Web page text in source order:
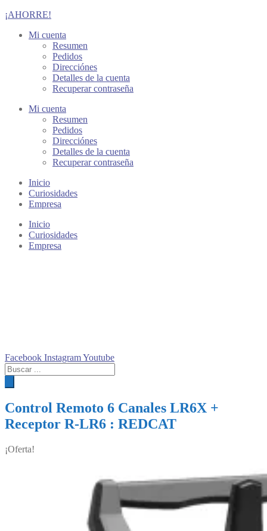
¡AHORRE!
Mi cuenta
Resumen
Pedidos
Direcciónes
Detalles de la cuenta
Recuperar contraseña
Mi cuenta
Resumen
Pedidos
Direcciónes
Detalles de la cuenta
Recuperar contraseña
Inicio
Curiosidades
Empresa
Inicio
Curiosidades
Empresa
Facebook InstagramYoutube
Búsqueda
de
productos
Control Remoto 6 Canales LR6X +
Receptor R-LR6 : REDCAT
¡Oferta!